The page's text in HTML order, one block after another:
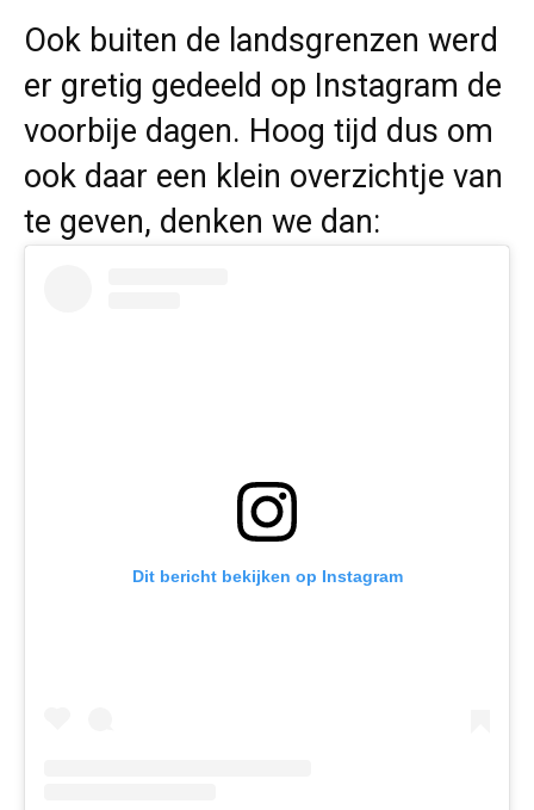
Ook buiten de landsgrenzen werd
er gretig gedeeld op Instagram de
voorbije dagen. Hoog tijd dus om
ook daar een klein overzichtje van
te geven, denken we dan:
Dit bericht bekijken op Instagram